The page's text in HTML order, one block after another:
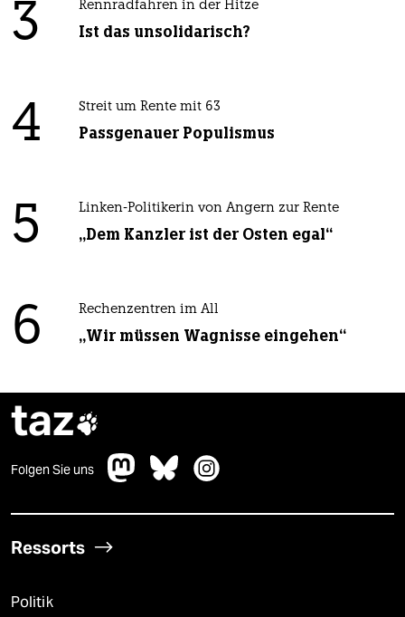
3 Rennradfahren in der Hitze
Ist das unsolidarisch?
4 Streit um Rente mit 63
Passgenauer Populismus
5 Linken-Politikerin von Angern zur Rente
„Dem Kanzler ist der Osten egal“
6 Rechenzentren im All
„Wir müssen Wagnisse eingehen“
taz
Folgen Sie uns
Ressorts
Politik